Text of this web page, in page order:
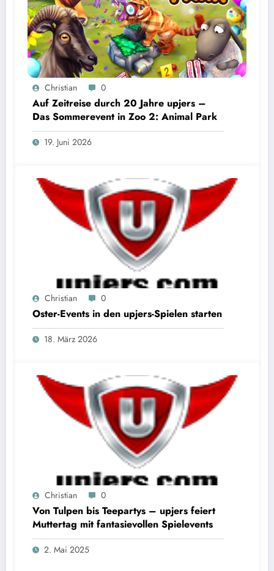
Christian 0
Auf Zeitreise durch 20 Jahre upjers –
Das Sommerevent in Zoo 2: Animal Park
19. Juni 2026
Christian 0
Oster-Events in den upjers-Spielen starten
18. März 2026
Christian 0
Von Tulpen bis Teepartys – upjers feiert
Muttertag mit fantasievollen Spielevents
2. Mai 2025